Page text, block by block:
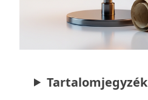
Tartalomjegyzék